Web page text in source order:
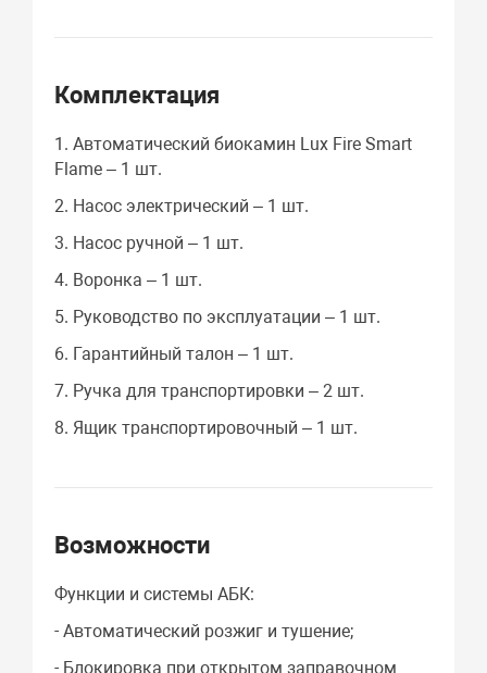
Комплектация
1. Автоматический биокамин Lux Fire Smart
Flame – 1 шт.
2. Насос электрический – 1 шт.
3. Насос ручной – 1 шт.
4. Воронка – 1 шт.
5. Руководство по эксплуатации – 1 шт.
6. Гарантийный талон – 1 шт.
7. Ручка для транспортировки – 2 шт.
8. Ящик транспортировочный – 1 шт.
Возможности
Функции и системы АБК:
- Автоматический розжиг и тушение;
- Блокировка при открытом заправочном